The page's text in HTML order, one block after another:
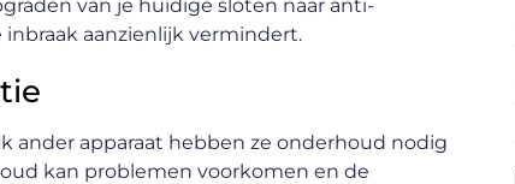
van je huidige sloten naar anti-
aanzienlijk vermindert.
ander apparaat hebben ze onderhoud nodig
kan problemen voorkomen en de